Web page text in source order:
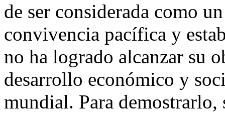
de ser considerada como
convivencia pacífica y
no ha logrado alcanzar su
desarrollo económico y
mundial. Para demostrarlo,